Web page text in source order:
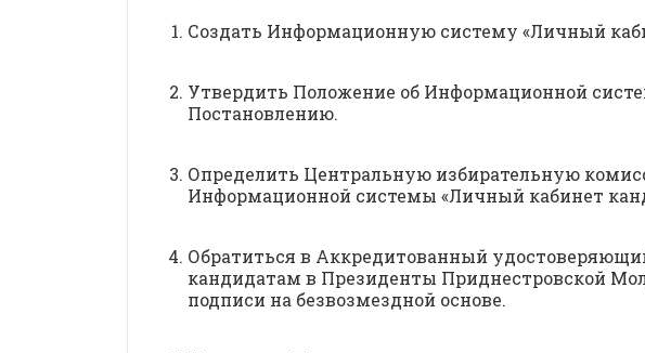
Создать Информационную систему «Личный
Утвердить Положение об Информационной
Постановлению.
Определить Центральную избирательную
Информационной системы «Личный кабинет
Обратиться в Аккредитованный
кандидатам в Президенты Приднестровской
подписи на безвозмездной основе.